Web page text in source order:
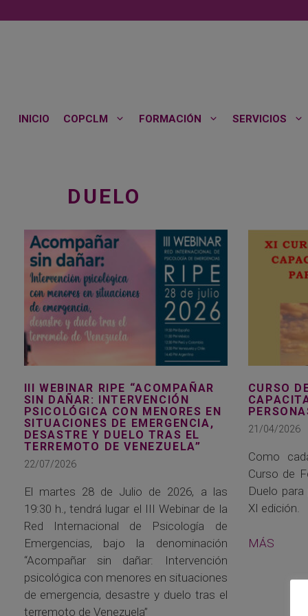
al
INICIO COPCLM FORMACIÓN SERVICIOS
DUELO
III WEBINAR RIPE “ACOMPAÑAR
SIN DAÑAR: INTERVENCIÓN
PSICOLÓGICA CON MENORES EN
SITUACIONES DE EMERGENCIA,
DESASTRE Y DUELO TRAS EL
TERREMOTO DE VENEZUELA”
22/07/2026
El martes 28 de Julio de 2026, a las
19:30 h., tendrá lugar el III Webinar de la
Red Internacional de Psicología de
Emergencias, bajo la denominación
“Acompañar sin dañar: Intervención
psicológica con menores en situaciones
de emergencia, desastre y duelo tras el
terremoto de Venezuela”
CURSO
21/04/2026
Como
Curso de
Duelo
XI edición.
MÁS